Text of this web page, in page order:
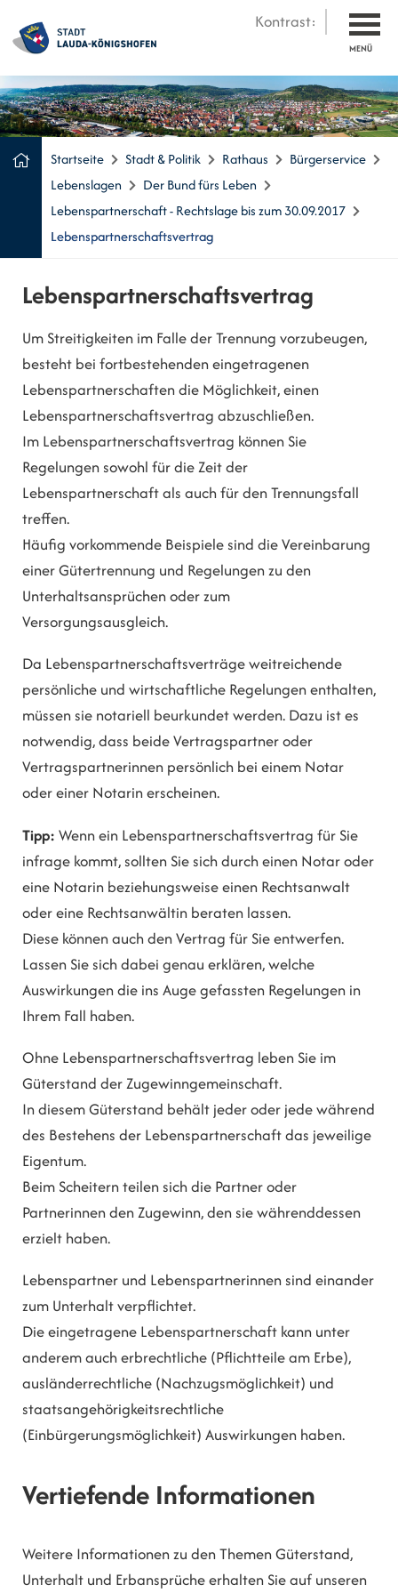
Kontrast:
MENÜ
Startseite Stadt & Politik Rathaus
Bürgerservice
Lebenslagen
Der Bund fürs Leben
Lebenspartnerschaft - Rechtslage bis zum 30.09.2017
Lebenspartnerschaftsvertrag
Lebenspartnerschaftsvertrag
Um Streitigkeiten im Falle der Trennung vorzubeugen,
besteht bei fortbestehenden eingetragenen
Lebenspartnerschaften die Möglichkeit, einen
Lebenspartnerschaftsvertrag abzuschließen.
Im Lebenspartnerschaftsvertrag können Sie
Regelungen sowohl für die Zeit der
Lebenspartnerschaft als auch für den Trennungsfall
treffen.
Häufig vorkommende Beispiele sind die Vereinbarung
einer Gütertrennung und Regelungen zu den
Unterhaltsansprüchen oder zum
Versorgungsausgleich.
Da Lebenspartnerschaftsverträge weitreichende
persönliche und wirtschaftliche Regelungen enthalten,
müssen sie notariell beurkundet werden. Dazu ist es
notwendig, dass beide Vertragspartner oder
Vertragspartnerinnen persönlich bei einem Notar
oder einer Notarin erscheinen.
Tipp: Wenn ein Lebenspartnerschaftsvertrag für Sie
infrage kommt, sollten Sie sich durch einen Notar oder
eine Notarin beziehungsweise einen Rechtsanwalt
oder eine Rechtsanwältin beraten lassen.
Diese können auch den Vertrag für Sie entwerfen.
Lassen Sie sich dabei genau erklären, welche
Auswirkungen die ins Auge gefassten Regelungen in
Ihrem Fall haben.
Ohne Lebenspartnerschaftsvertrag leben Sie im
Güterstand der Zugewinngemeinschaft.
In diesem Güterstand behält jeder oder jede während
des Bestehens der Lebenspartnerschaft das jeweilige
Eigentum.
Beim Scheitern teilen sich die Partner oder
Partnerinnen den Zugewinn, den sie währenddessen
erzielt haben.
Lebenspartner und Lebenspartnerinnen sind einander
zum Unterhalt verpflichtet.
Die eingetragene Lebenspartnerschaft kann unter
anderem auch erbrechtliche (Pflichtteile am Erbe),
ausländerrechtliche (Nachzugsmöglichkeit) und
staatsangehörigkeitsrechtliche
(Einbürgerungsmöglichkeit) Auswirkungen haben.
Vertiefende Informationen
Weitere Informationen zu den Themen Güterstand,
Unterhalt und Erbansprüche erhalten Sie auf unseren